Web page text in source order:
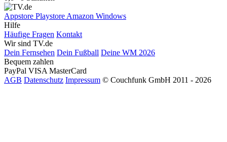
Appstore Playstore Amazon Windows
Hilfe
Häufige Fragen Kontakt
Wir sind TV.de
Dein Fernsehen Dein Fußball Deine WM 2026
Bequem zahlen
PayPal VISA MasterCard
AGB Datenschutz Impressum © Couchfunk GmbH 2011 - 2026